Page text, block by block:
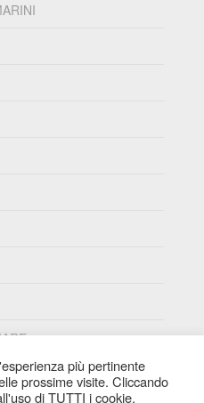
più pertinente
prossime visite. Cliccando
di TUTTI i cookie.